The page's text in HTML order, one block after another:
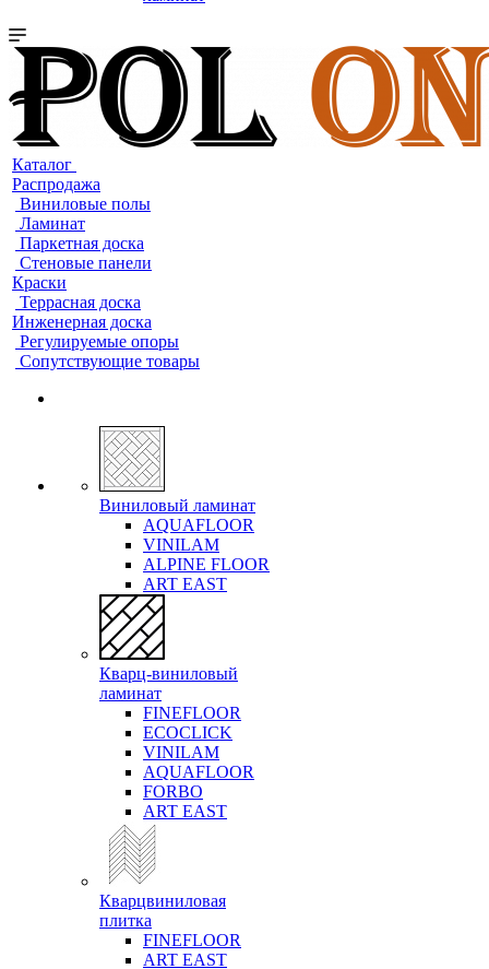
Каталог
Распродажа
Виниловые полы
Ламинат
Паркетная доска
Стеновые панели
Краски
Террасная доска
Инженерная доска
Регулируемые опоры
Сопутствующие товары
Виниловый ламинат
AQUAFLOOR
VINILAM
ALPINE FLOOR
ART EAST
Кварц-виниловый
ламинат
FINEFLOOR
ECOCLICK
VINILAM
AQUAFLOOR
FORBO
ART EAST
Кварцвиниловая
плитка
FINEFLOOR
ART EAST